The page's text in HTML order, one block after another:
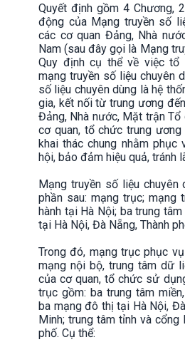
Quyết định gồm 4 Chương,
động của Mạng truyền số
các cơ quan Đảng, Nhà
Nam (sau đây gọi là Mạng
Quy định cụ thể về việc tổ
mạng truyền số liệu chuyên
số liệu chuyên dùng là hệ
gia, kết nối từ trung ương
Đảng, Nhà nước, Mặt trận
cơ quan, tổ chức trung
khai thác chung nhằm
hội, bảo đảm hiệu quả, tránh
Mạng truyền số liệu chuyên
phần sau: mạng trục; mạng
hành tại Hà Nội; ba trung
tại Hà Nội, Đà Nẵng, Thành
Trong đó, mạng trục phục
mạng nội bộ, trung tâm dữ
của cơ quan, tổ chức sử
trục gồm: ba trung tâm
ba mạng đô thị tại Hà Nội,
Minh; trung tâm tỉnh và
phố. Cụ thể: